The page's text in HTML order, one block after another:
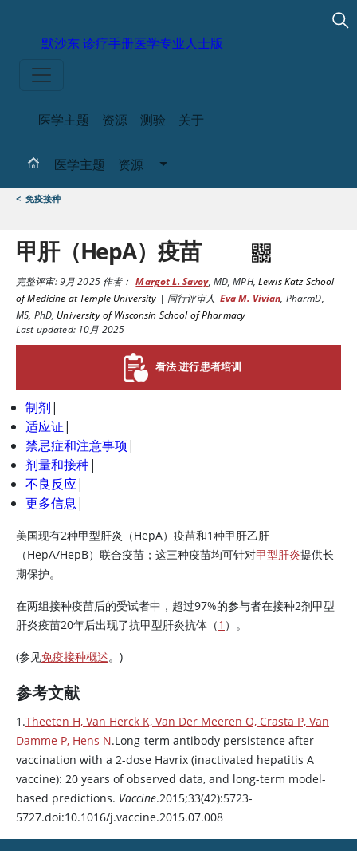
默沙东 诊疗手册医学专业人士版
医学主题 资源 测验 关于
医学主题 资源
< 免疫接种
甲肝（HepA）疫苗
完整评审:9月 2025作者： Margot L. Savoy, MD, MPH,Lewis Katz School
of Medicine at Temple University | 同行评审人 Eva M. Vivian, PharmD,
MS, PhD, University of Wisconsin School of Pharmacy
Last updated: 10月 2025
看法 进行患者培训
制剂|
适应证|
禁忌症和注意事项|
剂量和接种|
不良反应|
更多信息|
美国现有2种甲型肝炎（HepA）疫苗和1种甲肝乙肝
（HepA/HepB）联合疫苗；这三种疫苗均可针对甲型肝炎提供长
期保护。
在两组接种疫苗后的受试者中，超过97%的参与者在接种2剂甲型
肝炎疫苗20年后出现了抗甲型肝炎抗体（1 ）。
(参见免疫接种概述。)
参考文献
1.Theeten H, Van Herck K, Van Der Meeren O, Crasta P, Van
Damme P, Hens N.Long-term antibody persistence after
vaccination with a 2-dose Havrix (inactivated hepatitis A
vaccine): 20 years of observed data, and long-term model-
based predictions. Vaccine.2015;33(42):5723-
5727.doi:10.1016/j.vaccine.2015.07.008